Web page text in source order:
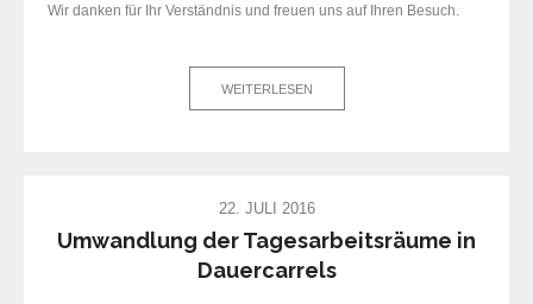
Wir danken für Ihr Verständnis und freuen uns auf Ihren Besuch.
WEITERLESEN
22. JULI 2016
Umwandlung der Tagesarbeitsräume in
Dauercarrels